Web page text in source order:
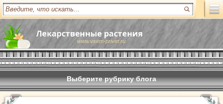
www.vsem-privet.ru
Выберите рубрику блога